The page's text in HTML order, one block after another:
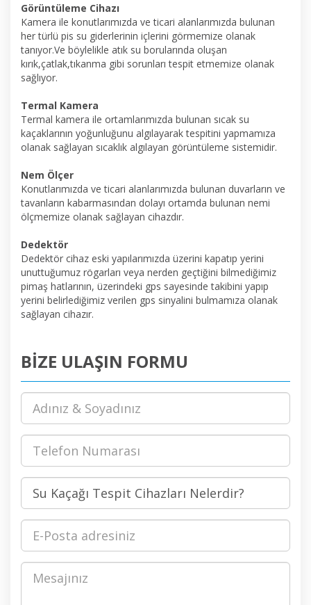
Görüntüleme Cihazı
Kamera ile konutlarımızda ve ticari alanlarımızda bulunan
her türlü pis su giderlerinin içlerini görmemize olanak
tanıyor.Ve böylelikle atık su borularında oluşan
kırık,çatlak,tıkanma gibi sorunları tespit etmemize olanak
sağlıyor.
Termal Kamera
Termal kamera ile ortamlarımızda bulunan sıcak su
kaçaklarının yoğunluğunu algılayarak tespitini yapmamıza
olanak sağlayan sıcaklık algılayan görüntüleme sistemidir.
Nem Ölçer
Konutlarımızda ve ticari alanlarımızda bulunan duvarların ve
tavanların kabarmasından dolayı ortamda bulunan nemi
ölçmemize olanak sağlayan cihazdır.
Dedektör
Dedektör cihaz eski yapılarımızda üzerini kapatıp yerini
unuttuğumuz rögarları veya nerden geçtiğini bilmediğimiz
pimaş hatlarının, üzerindeki gps sayesinde takibini yapıp
yerini belirlediğimiz verilen gps sinyalini bulmamıza olanak
sağlayan cihazır.
BİZE ULAŞIN FORMU